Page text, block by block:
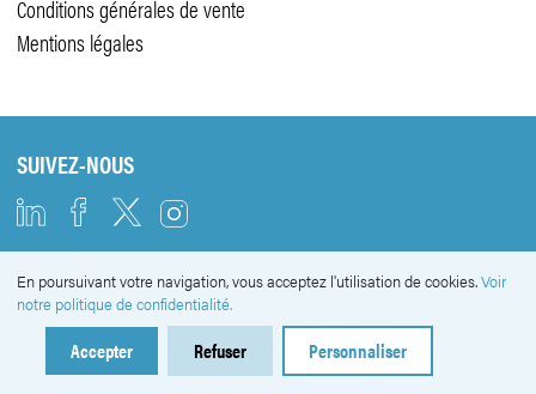
Conditions générales de vente
Mentions légales
SUIVEZ-NOUS
NEWSLETTER
En poursuivant votre navigation, vous acceptez l'utilisation de cookies.Voir
notre politique de confidentialité.
Accepter Refuser Personnaliser